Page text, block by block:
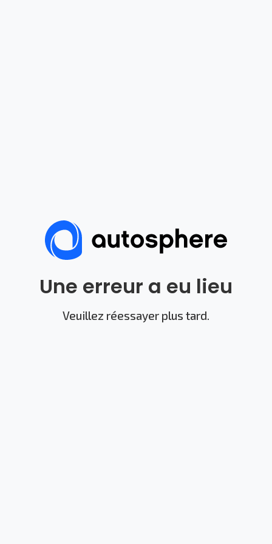
Une erreur a eu lieu
Veuillez réessayer plus tard.